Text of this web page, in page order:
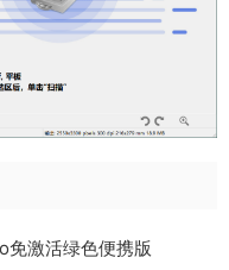
激活绿色便携版